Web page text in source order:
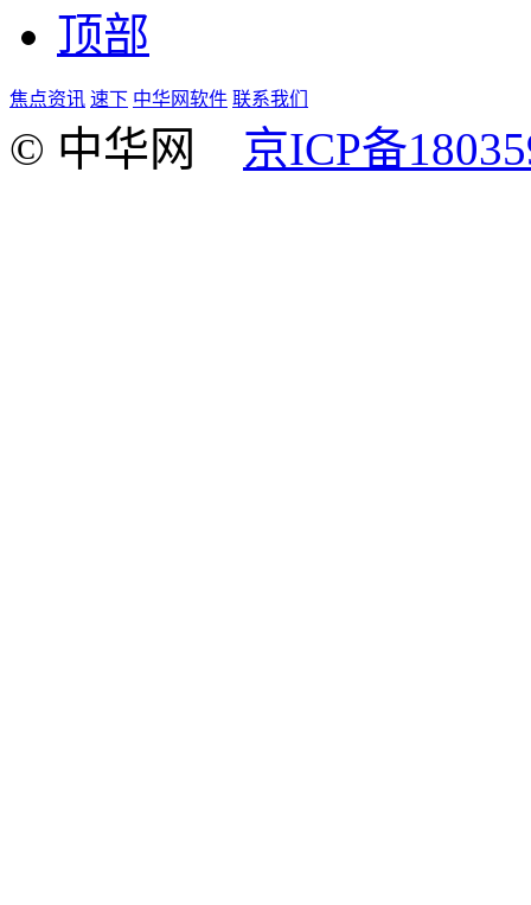
顶部
焦点资讯 速下 中华网软件 联系我们
© 中华网 京ICP备